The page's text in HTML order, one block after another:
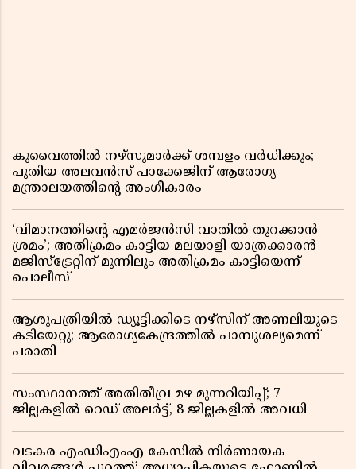
കുവൈത്തിൽ നഴ്‌സുമാർക്ക് ശമ്പളം വർധിക്കും;
പുതിയ അലവൻസ് പാക്കേജിന് ആരോഗ്യ
മന്ത്രാലയത്തിൻ്റെ അംഗീകാരം
‘വിമാനത്തിൻ്റെ എമർജൻസി വാതിൽ തുറക്കാൻ
ശ്രമം’; അതിക്രമം കാട്ടിയ മലയാളി യാത്രക്കാരൻ
മജിസ്ട്രേറ്റിന് മുന്നിലും അതിക്രമം കാട്ടിയെന്ന്
പൊലീസ്
ആശുപത്രിയിൽ ഡ്യൂട്ടിക്കിടെ നഴ്സിന് അണലിയുടെ
കടിയേറ്റു; ആരോഗ്യകേന്ദ്രത്തിൽ പാമ്പുശല്യമെന്ന്
പരാതി
സംസ്ഥാനത്ത് അതിതീവ്ര മഴ മുന്നറിയിപ്പ്; 7
ജില്ലകളിൽ റെഡ് അലർട്ട്, 8 ജില്ലകളിൽ അവധി
വടകര എംഡിഎംഎ കേസിൽ നിർണായക